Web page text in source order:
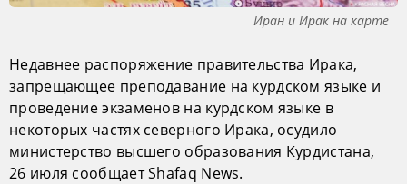
Иран и Ирак на карте
Недавнее распоряжение правительства Ирака,
запрещающее преподавание на курдском языке и
проведение экзаменов на курдском языке в
некоторых частях северного Ирака, осудило
министерство высшего образования Курдистана,
26 июля сообщает Shafaq News.